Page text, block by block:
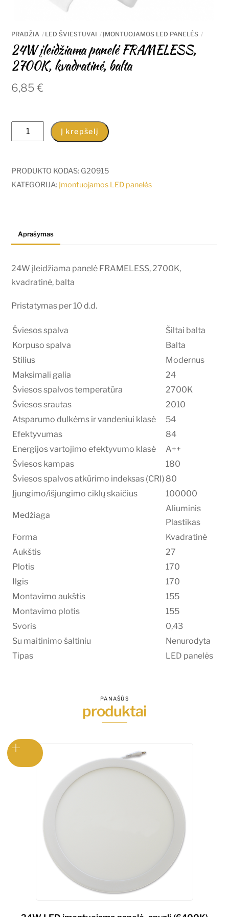
PRADŽIA LED ŠVIESTUVAI ĮMONTUOJAMOS LED PANELĖS
24W įleidžiama panelė FRAMELESS,
2700K, kvadratinė, balta
6,85€
produkto
kiekis:
įleidžiama
panelė
balta
Į krepšelį
PRODUKTO KODAS: G20915
KATEGORIJA: Įmontuojamos LED panelės
Aprašymas
24W įleidžiama panelė FRAMELESS, 2700K,
kvadratinė, balta
Pristatymas per 10 d.d.
Šviesos spalva
Šiltai balta
Korpuso spalva
Balta
Stilius
Modernus
Maksimali galia
24
Šviesos spalvos temperatūra
2700K
Šviesos srautas
2010
Atsparumo dulkėms ir vandeniui klasė
54
Efektyvumas
84
Energijos vartojimo efektyvumo klasė
A++
Šviesos kampas
180
Šviesos spalvos atkūrimo indeksas (CRI) 80
Įjungimo/išjungimo ciklų skaičius
100000
Medžiaga
Aliuminis
Plastikas
Forma
Kvadratinė
Aukštis
27
Plotis
170
Ilgis
170
Montavimo aukštis
155
Montavimo plotis
155
Svoris
0,43
Su maitinimo šaltiniu
Nenurodyta
Tipas
LED panelės
PANAŠŪS
produktai